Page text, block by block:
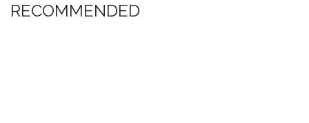
RECOMMENDED